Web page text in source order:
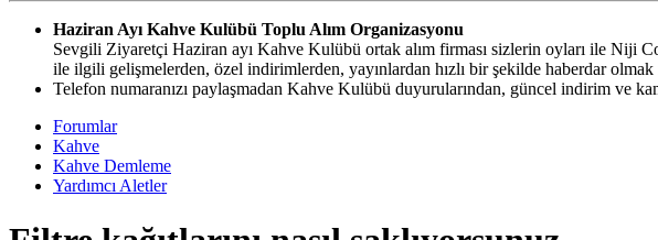
Haziran Ayı Kahve Kulübü Toplu Alım Organizasyonu
Sevgili Ziyaretçi Haziran ayı Kahve Kulübü ortak alım firması sizlerin oyları ile Niji
ile ilgili gelişmelerden, özel indirimlerden, yayınlardan hızlı bir şekilde haberdar
Telefon numaranızı paylaşmadan Kahve Kulübü duyurularından, güncel indirim ve
Forumlar
Kahve
Kahve Demleme
Yardımcı Aletler